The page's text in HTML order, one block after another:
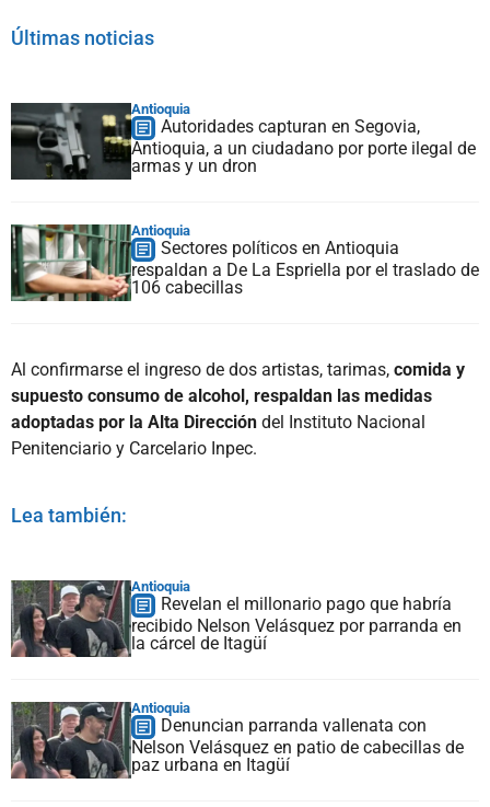
Últimas noticias
Antioquia
Autoridades capturan en Segovia,
Antioquia, a un ciudadano por porte ilegal de
armas y un dron
Antioquia
Sectores políticos en Antioquia
respaldan a De La Espriella por el traslado de
106 cabecillas
Al confirmarse el ingreso de dos artistas, tarimas, comida y
supuesto consumo de alcohol, respaldan las medidas
adoptadas por la Alta Dirección del Instituto Nacional
Penitenciario y Carcelario Inpec.
Lea también:
Antioquia
Revelan el millonario pago que habría
recibido Nelson Velásquez por parranda en
la cárcel de Itagüí
Antioquia
Denuncian parranda vallenata con
Nelson Velásquez en patio de cabecillas de
paz urbana en Itagüí